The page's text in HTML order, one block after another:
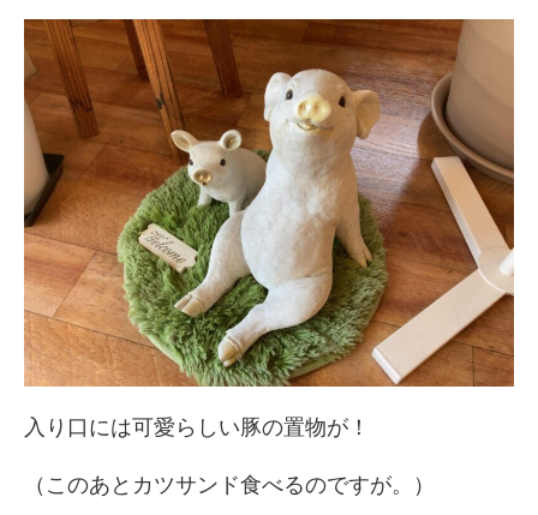
入り口には可愛らしい豚の置物が！
（このあとカツサンド食べるのですが。）